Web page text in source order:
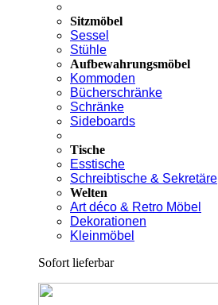
Sitzmöbel
Sessel
Stühle
Aufbewahrungsmöbel
Kommoden
Bücherschränke
Schränke
Sideboards
Tische
Esstische
Schreibtische & Sekretäre
Welten
Art déco & Retro Möbel
Dekorationen
Kleinmöbel
Sofort lieferbar